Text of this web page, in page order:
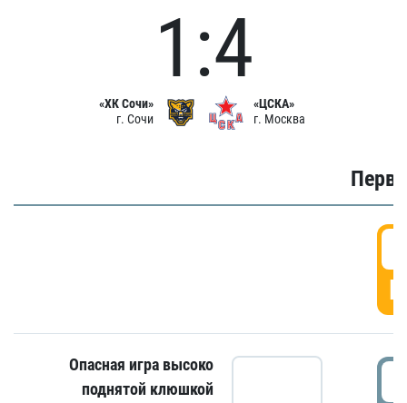
«ХК Сочи»
г. Сочи
1:4
«ЦСКА»
г. Москва
Опасная игра высоко
поднятой клюшкой